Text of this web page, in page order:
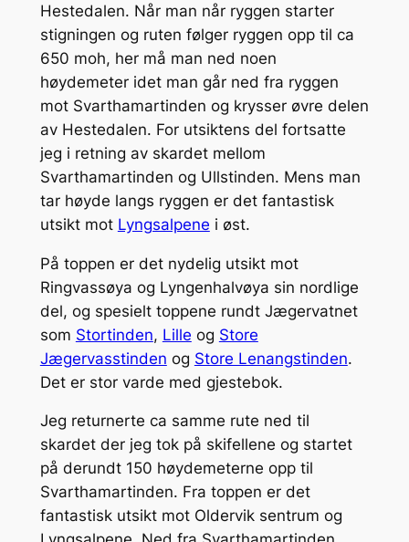
Hestedalen. Når man når ryggen starter
stigningen og ruten følger ryggen opp til ca
650 moh, her må man ned noen
høydemeter idet man går ned fra ryggen
mot Svarthamartinden og krysser øvre delen
av Hestedalen. For utsiktens del fortsatte
jeg i retning av skardet mellom
Svarthamartinden og Ullstinden. Mens man
tar høyde langs ryggen er det fantastisk
utsikt mot Lyngsalpene i øst.
På toppen er det nydelig utsikt mot
Ringvassøya og Lyngenhalvøya sin nordlige
del, og spesielt toppene rundt Jægervatnet
som Stortinden, Lille og Store
Jægervasstinden og Store Lenangstinden.
Det er stor varde med gjestebok.
Jeg returnerte ca samme rute ned til
skardet der jeg tok på skifellene og startet
på derundt 150 høydemeterne opp til
Svarthamartinden. Fra toppen er det
fantastisk utsikt mot Oldervik sentrum og